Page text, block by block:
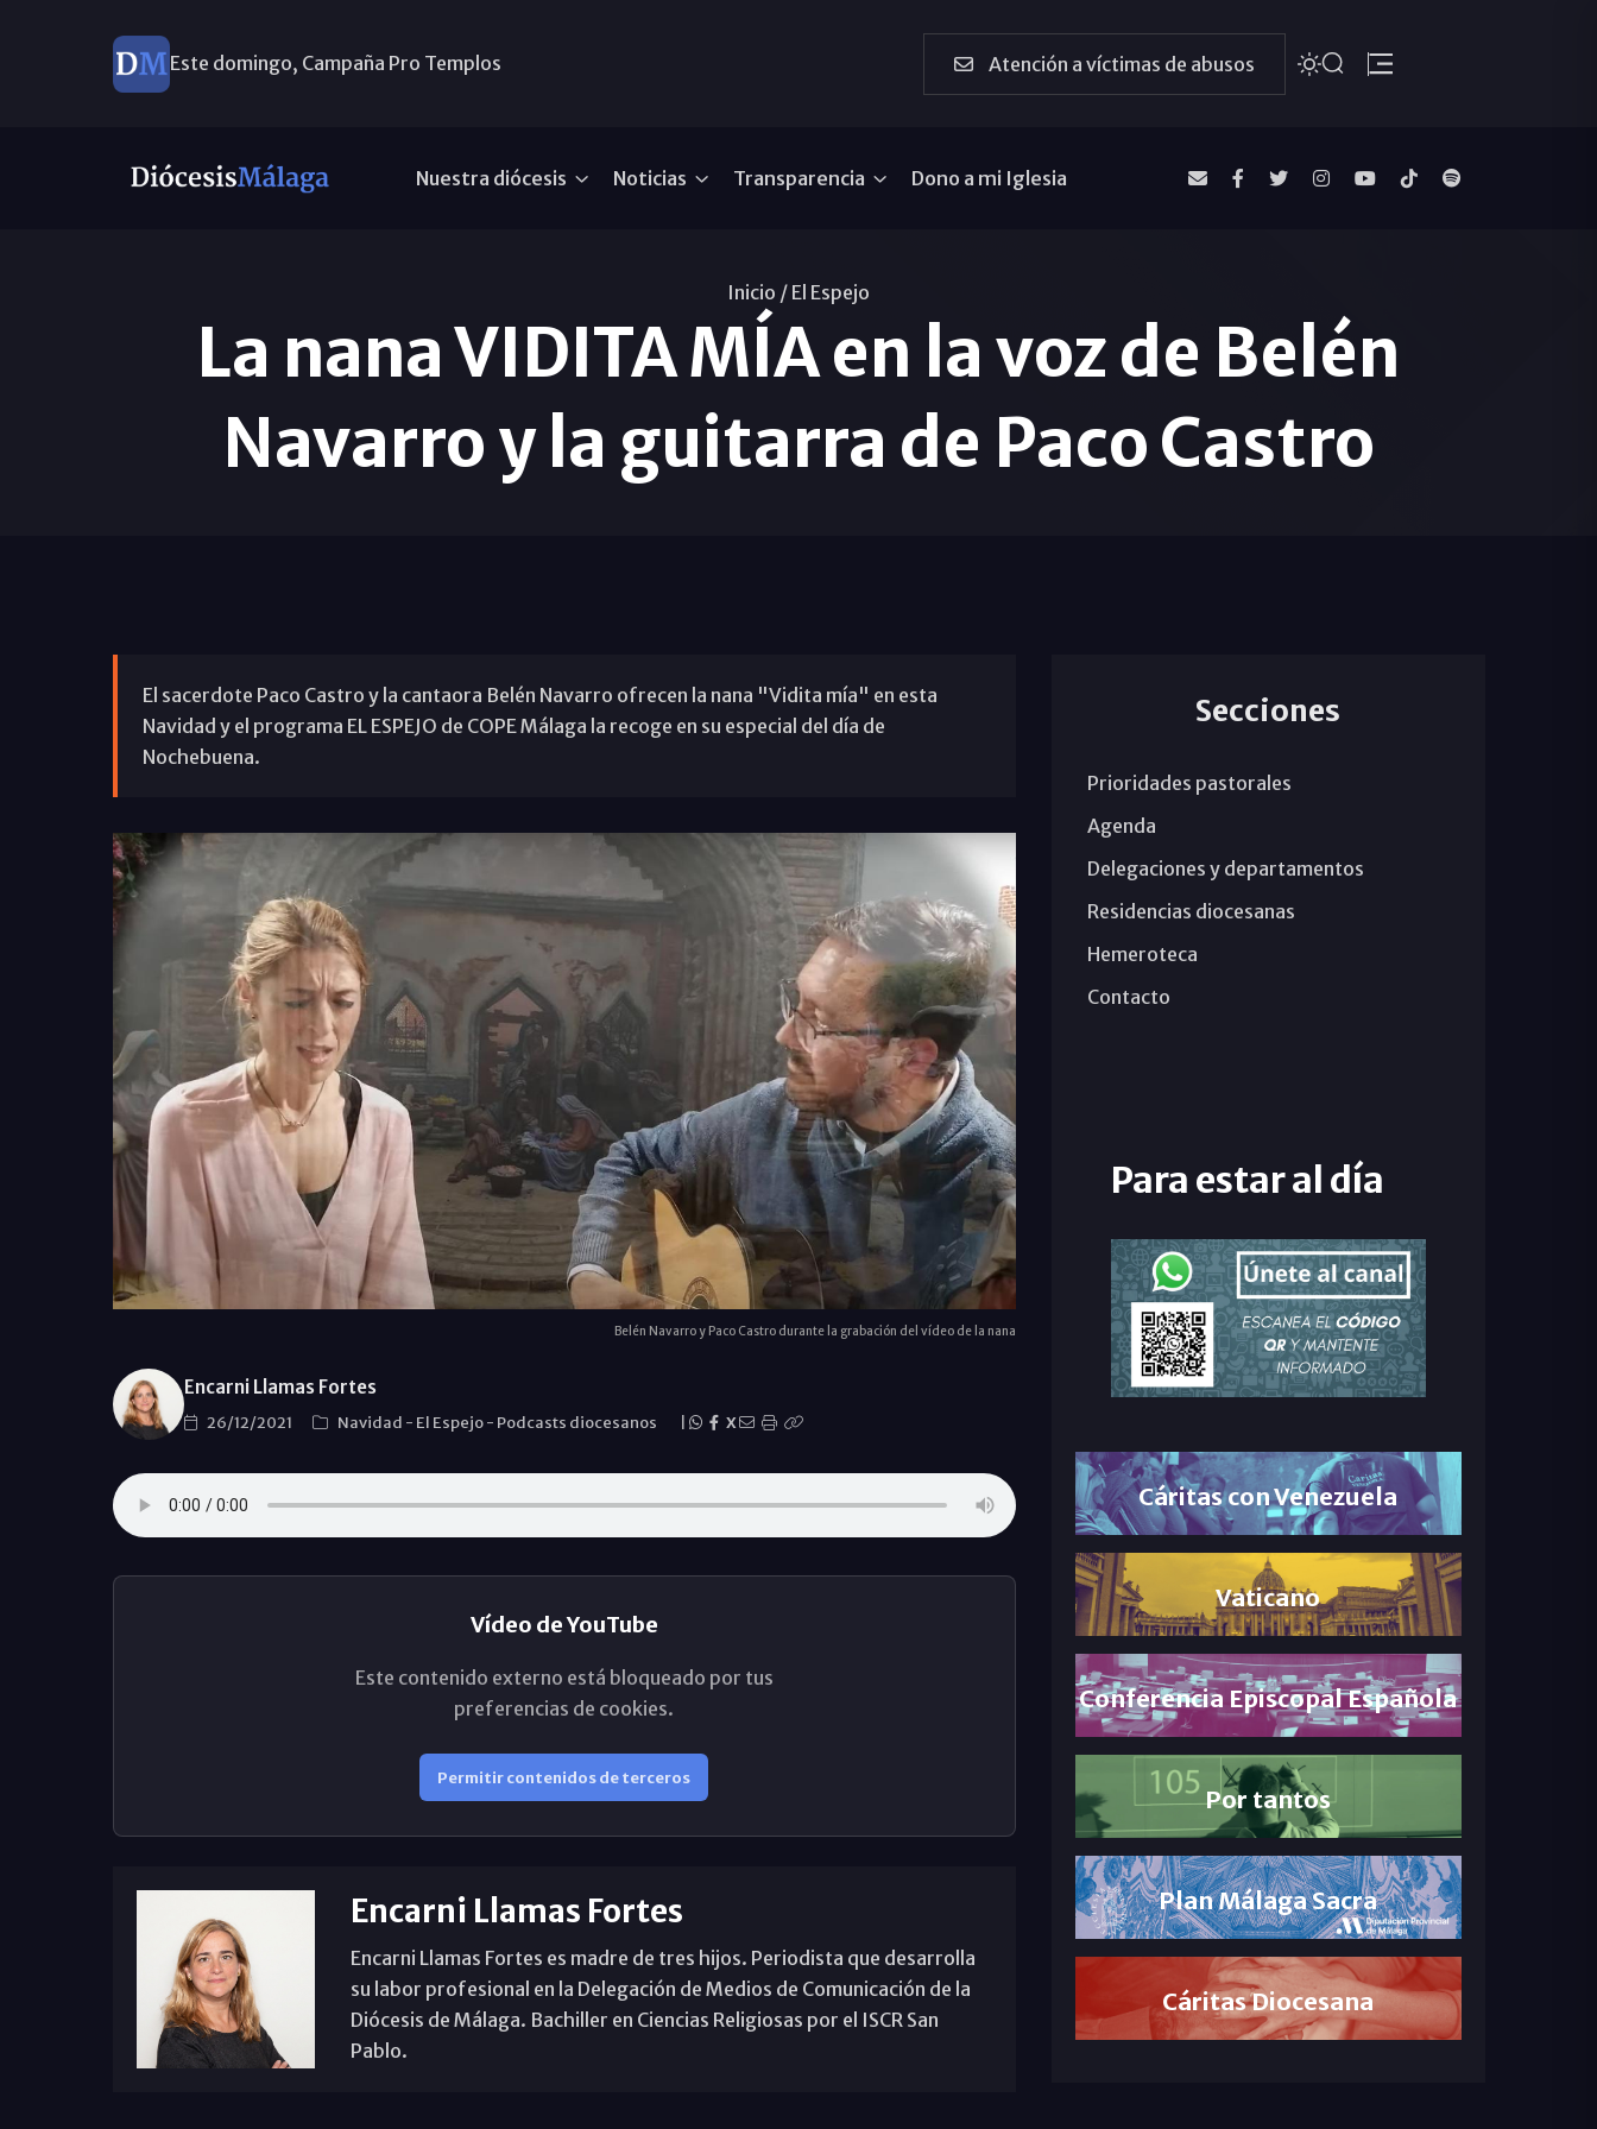
Este domingo, Campaña Pro Templos Atención a víctimas de abusos
Nuestra diócesis Noticias Transparencia Dono a mi Iglesia
Inicio / El Espejo
La nana VIDITA MÍA en la voz de Belén
Navarro y la guitarra de Paco Castro
El sacerdote Paco Castro y la cantaora Belén Navarro ofrecen la nana "Vidita mía" en esta
Navidad y el programa EL ESPEJO de COPE Málaga la recoge en su especial del día de
Nochebuena.
Belén Navarro y Paco Castro durante la grabación del vídeo de la nana
Encarni Llamas Fortes
26/12/2021 Navidad - El Espejo- Podcasts diocesanos X
Vídeo de YouTube
Este contenido externo está bloqueado por tus
preferencias de cookies.
Permitir contenidos de terceros
Encarni Llamas Fortes
Encarni Llamas Fortes es madre de tres hijos. Periodista que desarrolla
su labor profesional en la Delegación de Medios de Comunicación de la
Diócesis de Málaga. Bachiller en Ciencias Religiosas por el ISCR San
Pablo.
Secciones
Prioridades pastorales
Agenda
Delegaciones y departamentos
Residencias diocesanas
Hemeroteca
Contacto
Para estar al día
Cáritas con Venezuela
Vaticano
Conferencia Episcopal Española
Por tantos
Plan Málaga Sacra
Cáritas Diocesana